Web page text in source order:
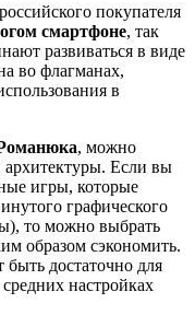
покупателя
смартфоне, так
развиваться в виде
во флагманах,
в
, можно
Если вы
игры, которые
графического
то можно выбрать
образом сэкономить.
достаточно для
настройках